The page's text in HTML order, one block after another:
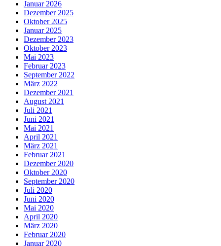
Januar 2026
Dezember 2025
Oktober 2025
Januar 2025
Dezember 2023
Oktober 2023
Mai 2023
Februar 2023
September 2022
März 2022
Dezember 2021
August 2021
Juli 2021
Juni 2021
Mai 2021
April 2021
März 2021
Februar 2021
Dezember 2020
Oktober 2020
September 2020
Juli 2020
Juni 2020
Mai 2020
April 2020
März 2020
Februar 2020
Januar 2020